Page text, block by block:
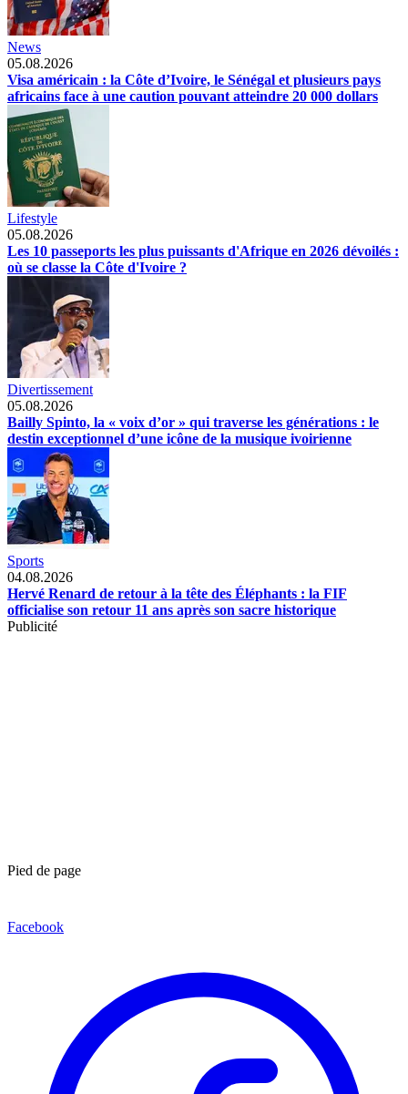
News
05.08.2026
Visa américain : la Côte d’Ivoire, le Sénégal et plusieurs pays
africains face à une caution pouvant atteindre 20 000 dollars
Lifestyle
05.08.2026
Les 10 passeports les plus puissants d'Afrique en 2026 dévoilés :
où se classe la Côte d'Ivoire ?
Divertissement
05.08.2026
Bailly Spinto, la « voix d’or » qui traverse les générations : le
destin exceptionnel d’une icône de la musique ivoirienne
Sports
04.08.2026
Hervé Renard de retour à la tête des Éléphants : la FIF
officialise son retour 11 ans après son sacre historique
Publicité
Pied de page
Facebook